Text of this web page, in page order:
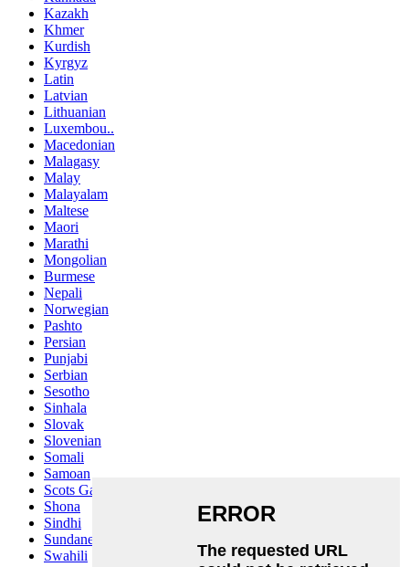
Kazakh
Khmer
Kurdish
Kyrgyz
Latin
Latvian
Lithuanian
Luxembou..
Macedonian
Malagasy
Malay
Malayalam
Maltese
Maori
Marathi
Mongolian
Burmese
Nepali
Norwegian
Pashto
Persian
Punjabi
Serbian
Sesotho
Sinhala
Slovak
Slovenian
Somali
Samoan
Scots Gaelic
Shona
Sindhi
Sundanese
Swahili